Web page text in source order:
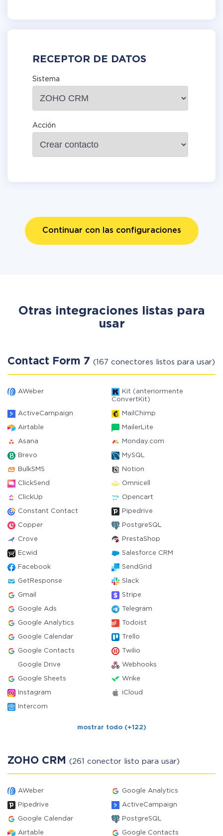
RECEPTOR DE DATOS
Sistema
Acción
Continuar con las configuraciones
Otras integraciones listas para
usar
Contact Form 7 (167 conectores listos para usar)
AWeber
Kit (anteriormente
ConvertKit)
ActiveCampaign MailChimp
Airtable MailerLite
Asana Monday.com
Brevo MySQL
BulkSMS Notion
ClickSend Omnicell
ClickUp Opencart
Constant Contact Pipedrive
Copper PostgreSQL
Crove PrestaShop
Ecwid Salesforce CRM
Facebook SendGrid
GetResponse Slack
Gmail Stripe
Google Ads Telegram
Google Analytics Todoist
Google Calendar Trello
Google Contacts Twilio
Google Drive Webhooks
Google Sheets Wrike
Instagram iCloud
Intercom
mostrar todo (+122)
ZOHO CRM (261 conector listo para usar)
AWeber Google Analytics
Pipedrive ActiveCampaign
Google Calendar PostgreSQL
Airtable Google Contacts